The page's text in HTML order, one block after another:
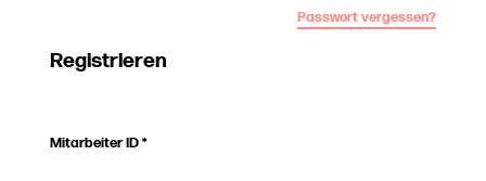
Passwort vergessen?
Registrieren
Mitarbeiter ID*